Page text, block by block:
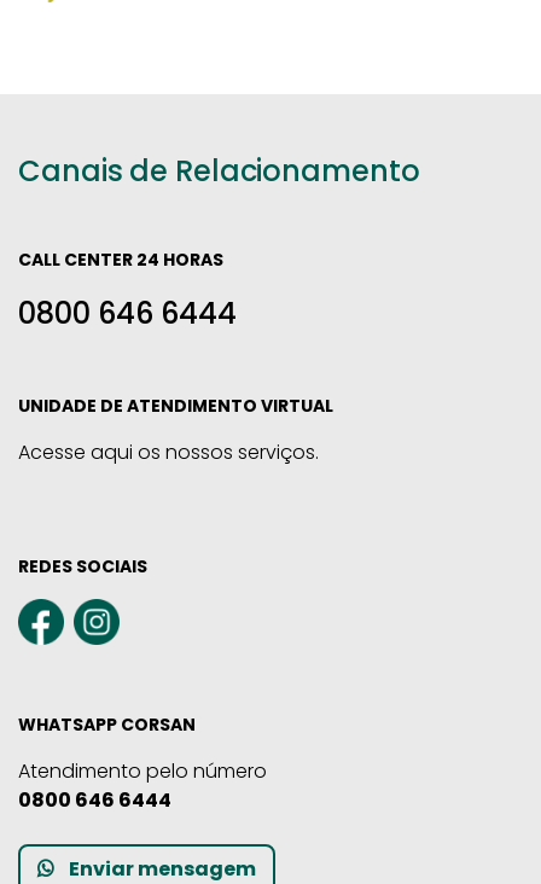
Canais de Relacionamento
CALL CENTER 24 HORAS
0800 646 6444
UNIDADE DE ATENDIMENTO VIRTUAL
Acesse aqui os nossos serviços.
REDES SOCIAIS
WHATSAPP CORSAN
Atendimento pelo número
0800 646 6444
Enviar mensagem